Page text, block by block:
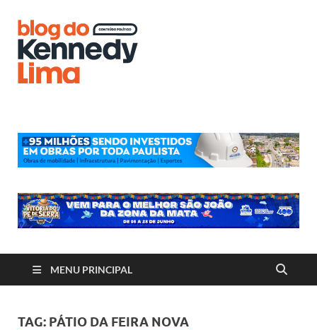
MENU PRINCIPAL
TAG: PÁTIO DA FEIRA NOVA